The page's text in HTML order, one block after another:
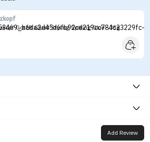
Got2B Glued Styling Spiking Glue - 35g
Add Review